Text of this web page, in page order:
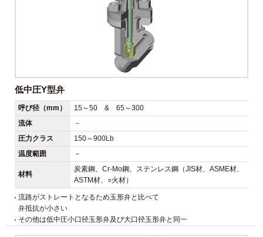
低中圧Y型弁
呼び径（mm）
15～50 & 65～300
流体
－
圧力クラス
150～900Lb
温度範囲
－
材料
炭素鋼、Cr-Mo鋼、ステンレス鋼（JIS材、ASME材、
ASTM材、○火材）
流路がストレートとなるため玉形弁と比べて
弁抵抗が小さい
その他は低中圧小口径玉形弁及び大口径玉形弁と同一